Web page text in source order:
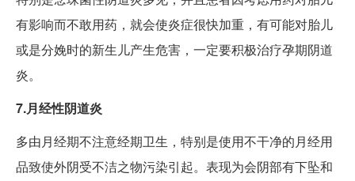
有影响而不敢用药，就会使炎症很快加重，有可能对胎儿
或是分娩时的新生儿产生危害，一定要积极治疗孕期阴道
炎。
7.月经性阴道炎
多由月经期不注意经期卫生，特别是使用不干净的月经用
品致使外阴受不洁之物污染引起。表现为会阴部有下坠和